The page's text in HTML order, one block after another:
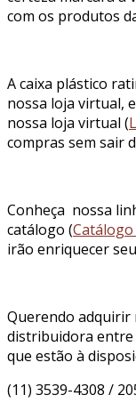
com os produtos
A caixa plástico
nossa loja virtual,
nossa loja virtual (
compras sem sair
Conheça nossa
catálogo (Catálogo
irão enriquecer
Querendo adquirir
distribuidora entre
que estão à
(11) 3539-4308 /